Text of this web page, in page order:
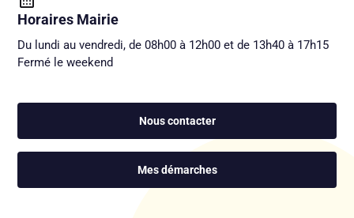
Horaires Mairie
Du lundi au vendredi, de 08h00 à 12h00 et de 13h40 à 17h15
Fermé le weekend
Nous contacter
Mes démarches